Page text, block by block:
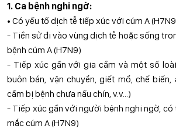
1. Ca bệnh nghi ngờ:
• Có yếu tố dịch tễ tiếp xúc với cúm A
- Tiền sử đi vào vùng dịch tễ hoặc sống
bệnh cúm A (H7N9)
- Tiếp xúc gần với gia cầm và một số
buôn bán, vận chuyển, giết mổ, chế
cầm bị bệnh chưa nấu chín, v.v...)
- Tiếp xúc gần với người bệnh nghi ngờ, có
mắc cúm A (H7N9)